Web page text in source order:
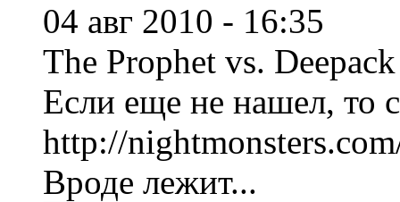
04 авг 2010 - 16:35
The Prophet vs.
Если еще не нашел, то
http://
Вроде лежит...